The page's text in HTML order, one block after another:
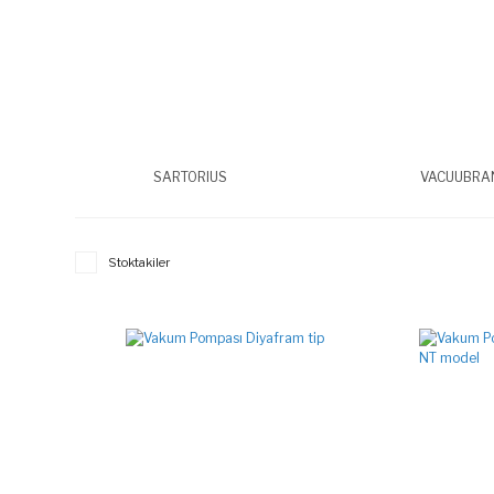
SARTORIUS
Stoktakiler